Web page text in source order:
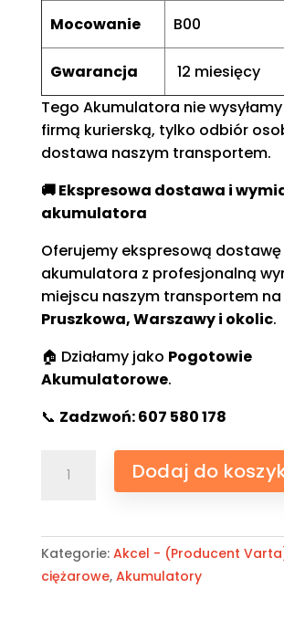
Mocowanie B00
Gwarancja
12 miesięcy
Tego Akumulatora nie
firmą kurierską, tylko odbiór
dostawa naszym transportem.
🚚 Ekspresowa dostawa i
akumulatora
Oferujemy ekspresową dostawę
akumulatora z profesjonalną
miejscu naszym transportem
Pruszkowa, Warszawy i okolic.
🏠 Działamy jako Pogotowie
Akumulatorowe.
📞 Zadzwoń: 607 580 178
Akcel
180Ah
Dodaj do
Kategorie: Akcel - (Producent
ciężarowe, Akumulatory